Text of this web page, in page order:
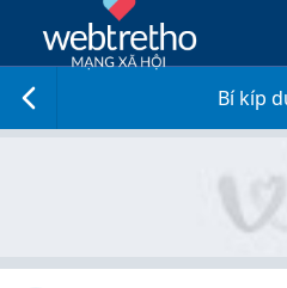
Bí kíp